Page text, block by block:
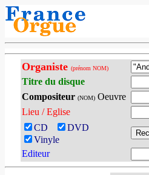
Organiste (prénom NOM)
Titre du disque
Compositeur (NOM)Oeuvre
Lieu / Eglise
CD
DVD
Vinyle
Editeur